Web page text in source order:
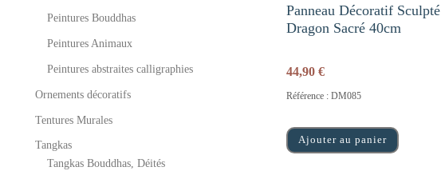
Panneau Décoratif Sculpté
Dragon Sacré 40cm
44,90 €
Référence : DM085
Ajouter au panier
Peintures Bouddhas
Peintures Animaux
Peintures abstraites calligraphies
Ornements décoratifs
Tentures Murales
Tangkas
Tangkas Bouddhas, Déités